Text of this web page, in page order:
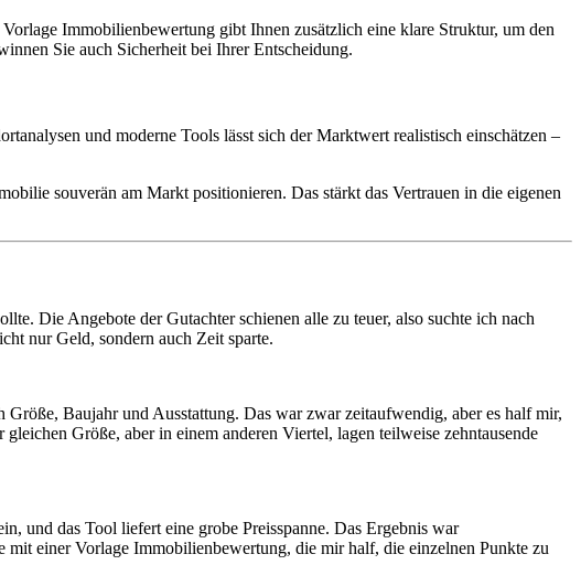
Immobilienbewertung gibt Ihnen zusätzlich eine klare Struktur, um den
Sie auch Sicherheit bei Ihrer Entscheidung.
und moderne Tools lässt sich der Marktwert realistisch einschätzen –
souverän am Markt positionieren. Das stärkt das Vertrauen in die eigenen
Die Angebote der Gutachter schienen alle zu teuer, also suchte ich nach
nur Geld, sondern auch Zeit sparte.
Baujahr und Ausstattung. Das war zwar zeitaufwendig, aber es half mir,
Größe, aber in einem anderen Viertel, lagen teilweise zehntausende
und das Tool liefert eine grobe Preisspanne. Das Ergebnis war
mit einer Vorlage Immobilienbewertung, die mir half, die einzelnen Punkte zu